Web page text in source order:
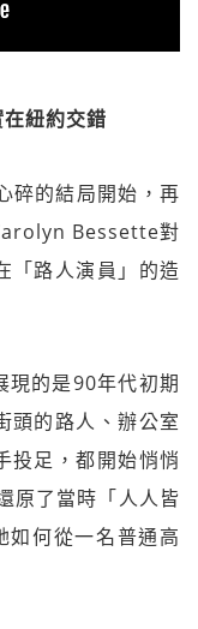
紐約交錯
碎的結局開始，再
Bessette對
「路人演員」的造
現的是90年代初期
頭的路人、辦公室
投足，都開始悄悄
原了當時「人人皆
何從一名普通高